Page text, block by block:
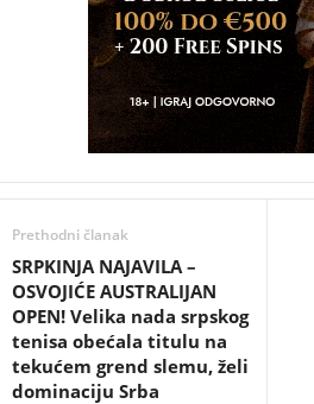
Prethodni članak
SRPKINJA NAJAVILA –
OSVOJIĆE AUSTRALIJAN
OPEN! Velika nada srpskog
tenisa obećala titulu na
tekućem grend slemu, želi
dominaciju Srba